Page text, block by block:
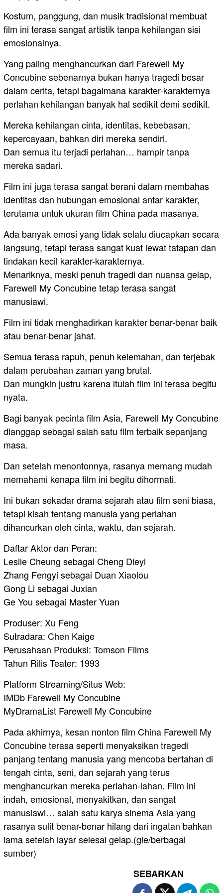
Kostum, panggung, dan musik tradisional membuat
film ini terasa sangat artistik tanpa kehilangan sisi
emosionalnya.
Yang paling menghancurkan dari Farewell My
Concubine sebenarnya bukan hanya tragedi besar
dalam cerita, tetapi bagaimana karakter-karakternya
perlahan kehilangan banyak hal sedikit demi sedikit.
Mereka kehilangan cinta, identitas, kebebasan,
kepercayaan, bahkan diri mereka sendiri.
Dan semua itu terjadi perlahan… hampir tanpa
mereka sadari.
Film ini juga terasa sangat berani dalam membahas
identitas dan hubungan emosional antar karakter,
terutama untuk ukuran film China pada masanya.
Ada banyak emosi yang tidak selalu diucapkan secara
langsung, tetapi terasa sangat kuat lewat tatapan dan
tindakan kecil karakter-karakternya.
Menariknya, meski penuh tragedi dan nuansa gelap,
Farewell My Concubine tetap terasa sangat
manusiawi.
Film ini tidak menghadirkan karakter benar-benar baik
atau benar-benar jahat.
Semua terasa rapuh, penuh kelemahan, dan terjebak
dalam perubahan zaman yang brutal.
Dan mungkin justru karena itulah film ini terasa begitu
nyata.
Bagi banyak pecinta film Asia, Farewell My Concubine
dianggap sebagai salah satu film terbaik sepanjang
masa.
Dan setelah menontonnya, rasanya memang mudah
memahami kenapa film ini begitu dihormati.
Ini bukan sekadar drama sejarah atau film seni biasa,
tetapi kisah tentang manusia yang perlahan
dihancurkan oleh cinta, waktu, dan sejarah.
Daftar Aktor dan Peran:
Leslie Cheung sebagai Cheng Dieyi
Zhang Fengyi sebagai Duan Xiaolou
Gong Li sebagai Juxian
Ge You sebagai Master Yuan
Produser: Xu Feng
Sutradara: Chen Kaige
Perusahaan Produksi: Tomson Films
Tahun Rilis Teater: 1993
Platform Streaming/Situs Web:
IMDb Farewell My Concubine⁠
MyDramaList Farewell My Concubine⁠
Pada akhirnya, kesan nonton film China Farewell My
Concubine terasa seperti menyaksikan tragedi
panjang tentang manusia yang mencoba bertahan di
tengah cinta, seni, dan sejarah yang terus
menghancurkan mereka perlahan-lahan. Film ini
indah, emosional, menyakitkan, dan sangat
manusiawi… salah satu karya sinema Asia yang
rasanya sulit benar-benar hilang dari ingatan bahkan
lama setelah layar selesai gelap.(gie/berbagai
sumber)
SEBARKAN